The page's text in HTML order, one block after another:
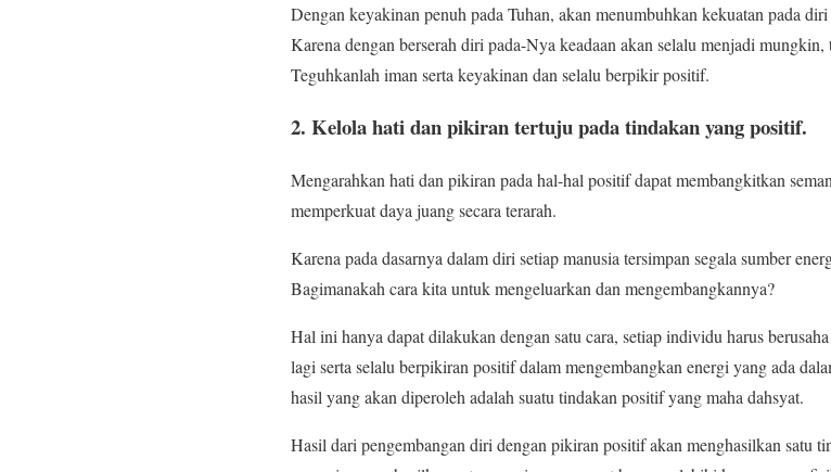
Dengan keyakinan penuh pada Tuhan, akan menumbuhkan kekuatan pada
Karena dengan berserah diri pada-Nya keadaan akan selalu menjadi
Teguhkanlah iman serta keyakinan dan selalu berpikir positif.
2. Kelola hati dan pikiran tertuju pada tindakan yang positif.
Mengarahkan hati dan pikiran pada hal-hal positif dapat membangkitkan
memperkuat daya juang secara terarah.
Karena pada dasarnya dalam diri setiap manusia tersimpan segala sumber
Bagimanakah cara kita untuk mengeluarkan dan mengembangkannya?
Hal ini hanya dapat dilakukan dengan satu cara, setiap individu harus
lagi serta selalu berpikiran positif dalam mengembangkan energi yang ada
hasil yang akan diperoleh adalah suatu tindakan positif yang maha dahsyat.
Hasil dari pengembangan diri dengan pikiran positif akan menghasilkan satu